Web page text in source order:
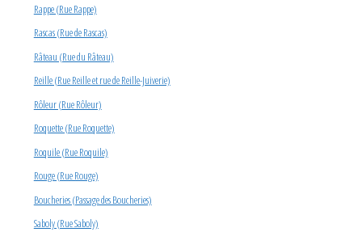
Rappe (Rue Rappe)
Rascas (Rue de Rascas)
Râteau (Rue du Râteau)
Reille (Rue Reille et rue de Reille-Juiverie)
Rôleur (Rue Rôleur)
Roquette (Rue Roquette)
Roquile (Rue Roquile)
Rouge (Rue Rouge)
Boucheries (Passage des Boucheries)
Saboly (Rue Saboly)